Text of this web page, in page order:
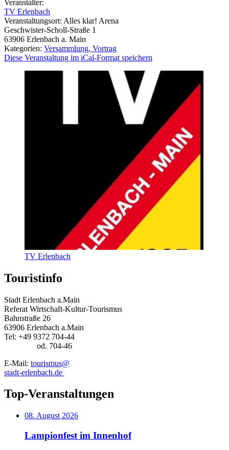
Veranstalter:
TV Erlenbach
Veranstaltungsort: Alles klar! Arena
Geschwister-Scholl-Straße 1
63906 Erlenbach a. Main
Kategorien: Versammlung, Vortrag
Diese Veranstaltung im iCal-Format speichern
TV Erlenbach
Touristinfo
Stadt Erlenbach a.Main
Referat Wirtschaft-Kultur-Tourismus
Bahnstraße 26
63906 Erlenbach a.Main
Tel: +49 9372 704-44
od. 704-46
E-Mail: tourismus@
stadt-erlenbach.de
Top-Veranstaltungen
08. August 2026
Lampionfest im Innenhof